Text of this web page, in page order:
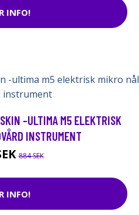
INFO!
-ULTIMA M5 ELEKTRISK
INSTRUMENT
884 SEK
INFO!